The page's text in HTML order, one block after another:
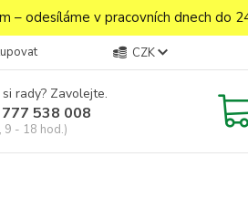
– odesíláme v pracovních dnech do
CZK
rady? Zavolejte.
538 008
9 - 18 hod.)